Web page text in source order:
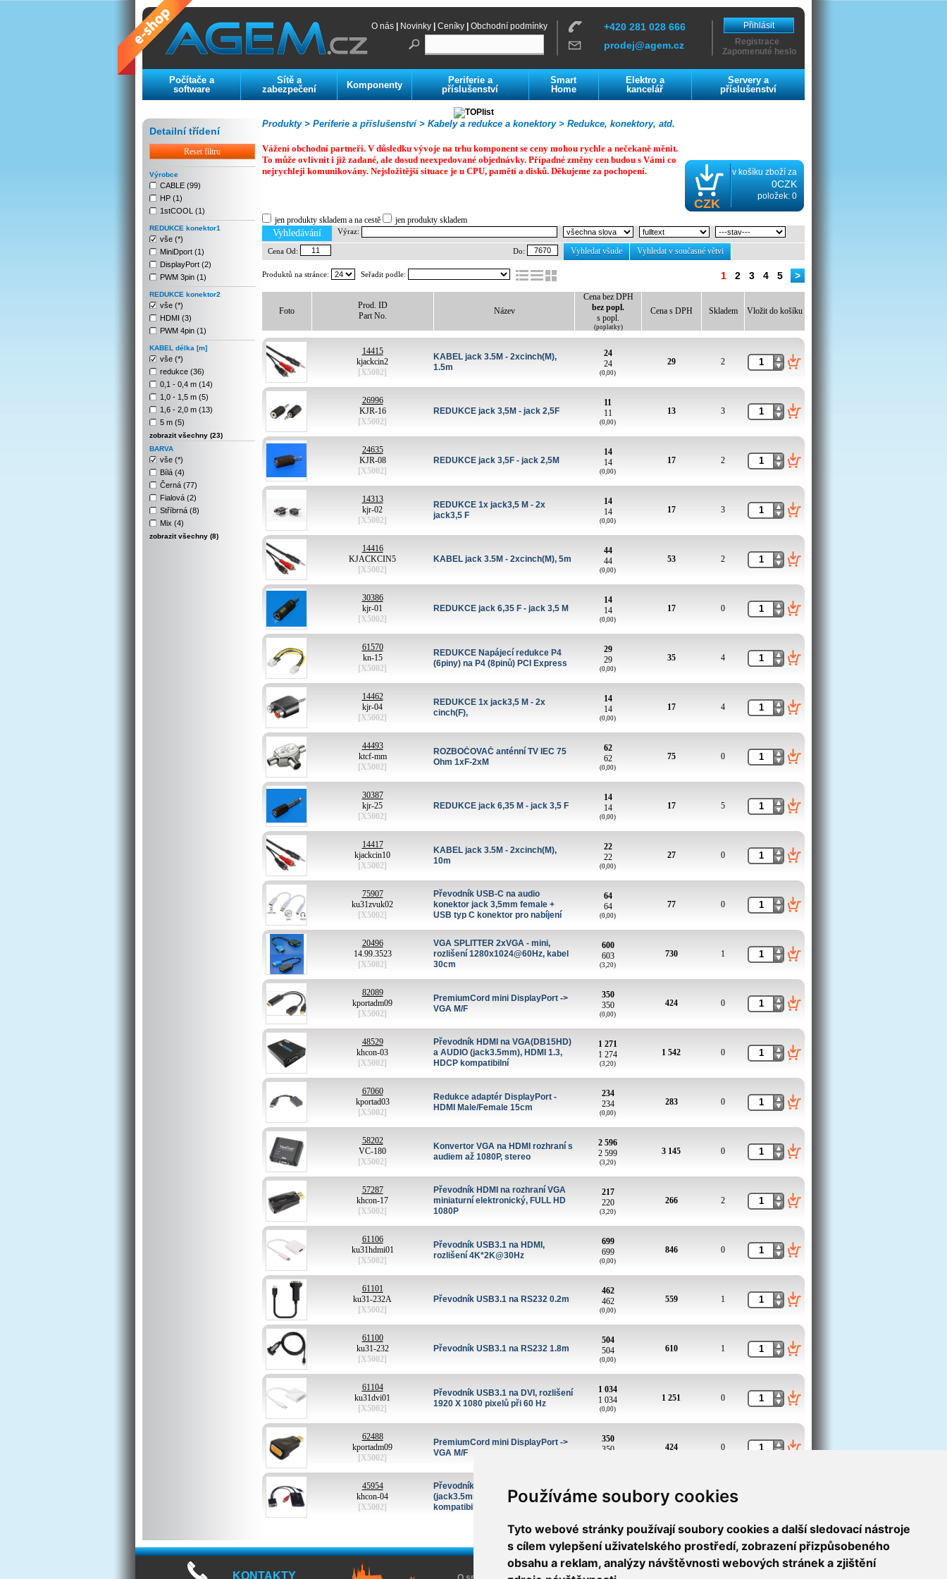
Používáme soubory cookies
Tyto webové stránky používají soubory cookies a další sledovací nástroje
s cílem vylepšení uživatelského prostředí, zobrazení přizpůsobeného
obsahu a reklam, analýzy návštěvnosti webových stránek a zjištění
O nás Novinky Ceníky Obchodní podmínky
+420 281 028 666
prodej@agem.cz
Přihlásit
Registrace
Zapomenuté heslo
Počítače a
software
Sítě a
zabezpečení
Komponenty
Periferie a
příslušenství
Smart
Home
Elektro a
kancelář
Servery a
příslušenství
Detailní třídení
Reset filtru
Výrobce
CABLE (99)
HP (1)
1stCOOL (1)
REDUKCE konektor1
vše (*)
MiniDport (1)
DisplayPort (2)
PWM 3pin (1)
REDUKCE konektor2
vše (*)
HDMI (3)
PWM 4pin (1)
KABEL délka [m]
vše (*)
redukce (36)
0,1 - 0,4 m (14)
1,0 - 1,5 m (5)
1,6 - 2,0 m (13)
5 m (5)
zobrazit všechny (23)
BARVA
vše (*)
Bílá (4)
Černá (77)
Fialová (2)
Stříbrná (8)
Mix (4)
zobrazit všechny (8)
Redukce, konektory, atd.
Kabely a redukce a konektory >
Periferie a příslušenství >
Produkty >
Vážení obchodní partneři. V důsledku vývoje na trhu komponent se ceny mohou rychle a nečekaně měnit.
To může ovlivnit i již zadané, ale dosud neexpedované objednávky. Případné změny cen budou s Vámi co
nejrychleji komunikovány. Nejsložitější situace je u CPU, pamětí a disků. Děkujeme za pochopení.
jen produkty skladem a na cestě jen produkty skladem
CZK
v košíku zboží za
0CZK
položek: 0
Vyhledávání Výraz:
Cena Od: Do: Vyhledat v současné větvi
Vyhledat všude
Produktů na stránce: Seřadit podle: >
1 2 3 4 5
Foto
Prod. ID
Part No.
Název
Cena bez DPH
bez popl.
s popl.
(poplatky)
Cena s DPH Skladem Vložit do košíku
14415
kjackcin2
[X5002]
KABEL jack 3.5M - 2xcinch(M),
1.5m
24
24
(0,00)
29 2
26996
KJR-16
[X5002]
REDUKCE jack 3,5M - jack 2,5F
11
11
(0,00)
13 3
24635
KJR-08
[X5002]
REDUKCE jack 3,5F - jack 2,5M
14
14
(0,00)
17 2
14313
kjr-02
[X5002]
REDUKCE 1x jack3,5 M - 2x
jack3,5 F
14
14
(0,00)
17 3
14416
KJACKCIN5
[X5002]
KABEL jack 3.5M - 2xcinch(M), 5m
44
44
(0,00)
53 2
30386
kjr-01
[X5002]
REDUKCE jack 6,35 F - jack 3,5 M
14
14
(0,00)
17 0
61570
kn-15
[X5002]
REDUKCE Napájecí redukce P4
(6piny) na P4 (8pinů) PCI Express
29
29
(0,00)
35 4
14462
kjr-04
[X5002]
REDUKCE 1x jack3,5 M - 2x
cinch(F),
14
14
(0,00)
17 4
44493
ktcf-mm
[X5002]
ROZBOČOVAČ anténní TV IEC 75
Ohm 1xF-2xM
62
62
(0,00)
75 0
30387
kjr-25
[X5002]
REDUKCE jack 6,35 M - jack 3,5 F
14
14
(0,00)
17 5
14417
kjackcin10
[X5002]
KABEL jack 3.5M - 2xcinch(M),
10m
22
22
(0,00)
27 0
75907
ku31zvuk02
[X5002]
Převodník USB-C na audio
konektor jack 3,5mm female +
USB typ C konektor pro nabíjení
64
64
(0,00)
77 0
20496
14.99.3523
[X5002]
VGA SPLITTER 2xVGA - mini,
rozlišení 1280x1024@60Hz, kabel
30cm
600
603
(3,20)
730 1
82089
kportadm09
[X5002]
PremiumCord mini DisplayPort ->
VGA M/F
350
350
(0,00)
424 0
48529
khcon-03
[X5002]
Převodník HDMI na VGA(DB15HD)
a AUDIO (jack3.5mm), HDMI 1.3,
HDCP kompatibilní
1 271
1 274
(3,20)
1 542 0
67060
kportad03
[X5002]
Redukce adaptér DisplayPort -
HDMI Male/Female 15cm
234
234
(0,00)
283 0
58202
VC-180
[X5002]
Konvertor VGA na HDMI rozhraní s
audiem až 1080P, stereo
2 596
2 599
(3,20)
3 145 0
57287
khcon-17
[X5002]
Převodník HDMI na rozhraní VGA
miniaturní elektronický, FULL HD
1080P
217
220
(3,20)
266 2
61106
ku31hdmi01
[X5002]
Převodník USB3.1 na HDMI,
rozlišení 4K*2K@30Hz
699
699
(0,00)
846 0
61101
ku31-232A
[X5002]
Převodník USB3.1 na RS232 0.2m
462
462
(0,00)
559 1
61100
ku31-232
[X5002]
Převodník USB3.1 na RS232 1.8m
504
504
(0,00)
610 1
61104
ku31dvi01
[X5002]
Převodník USB3.1 na DVI, rozlišení
1920 X 1080 pixelů při 60 Hz
1 034
1 034
(0,00)
1 251 0
62488
kportadm09
[X5002]
PremiumCord mini DisplayPort ->
VGA M/F
350
350
424 0
45954
khcon-04
[X5002]
Převodník VGA(DB15HD) a AUDIO
(jack3.5mm) na HDMI, HDCP
kompatibilní
724
876 3
>
1 2 3 4 5
KONTAKTY